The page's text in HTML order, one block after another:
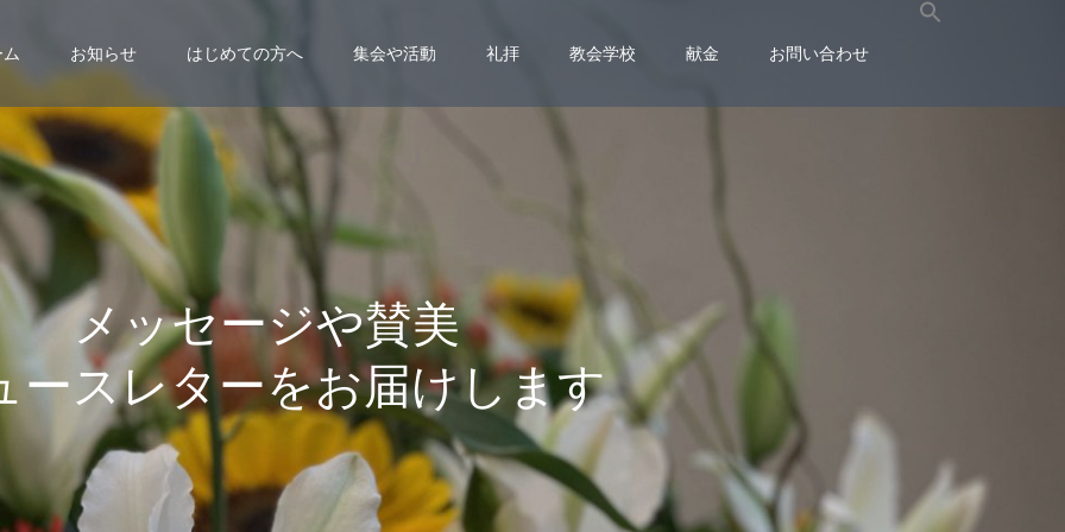
お知らせ はじめての方へ 集会や活動 礼拝 教会学校 献金 お問い合わせ
メッセージや賛美
ースレターをお届けします